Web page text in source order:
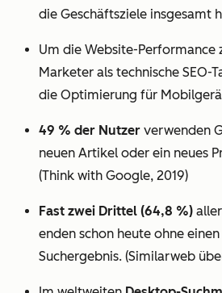
die Geschäftsziele insgesamt
Um die Website-Performance
Marketer als technische SEO-
die Optimierung für
49 % der Nutzer verwenden
neuen Artikel oder ein neues
(Think with Google, 2019)
Fast zwei Drittel (64,8 %)
enden schon heute ohne
Suchergebnis. (Similarweb